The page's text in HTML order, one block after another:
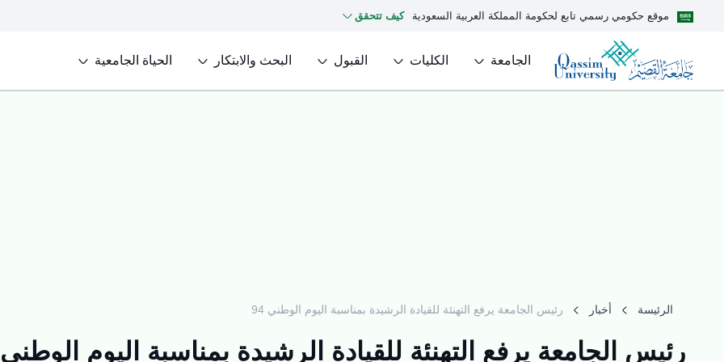
موقع حكومي رسمي تابع لحكومة المملكة العربية السعودية كيف تتحقق
الجامعة الكليات القبول البحث والابتكار الحياة الجامعية
الرئيسة أخبار رئيس الجامعة يرفع التهنئة للقيادة الرشيدة بمناسبة اليوم الوطني 94
رئيس الجامعة يرفع التهنئة للقيادة الرشيدة بمناسبة اليوم الوطني 94